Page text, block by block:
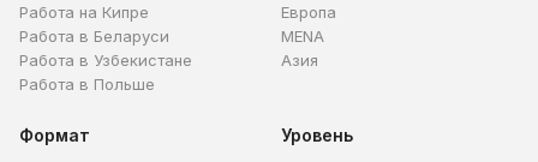
Работа на Кипре
Работа в Беларуси
Работа в Узбекистане
Работа в Польше
Европа
MENA
Азия
Формат Уровень